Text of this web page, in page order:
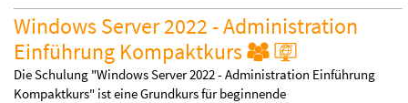
Windows Server 2022 - Administration
Einführung Kompaktkurs
Die Schulung "Windows Server 2022 - Administration Einführung
Kompaktkurs" ist eine Grundkurs für beginnende